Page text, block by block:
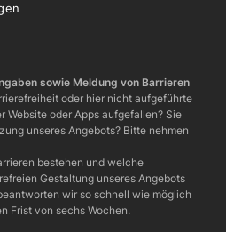
sowie Meldung von Barrieren
oder hier nicht aufgeführte
Website oder Apps aufgefallen? Sie
unseres Angebots? Bitte nehmen
bestehen und welche
Gestaltung unseres Angebots
wir so schnell wie möglich
Frist von sechs Wochen.